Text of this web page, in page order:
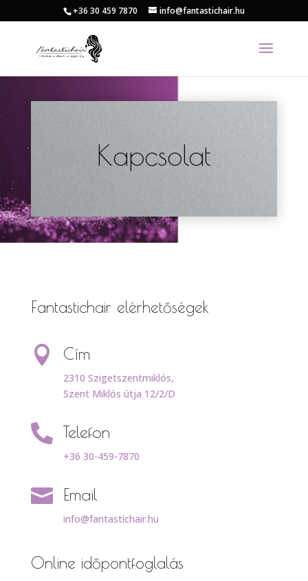
+36 30 459 7870 info@fantastichair.hu
Kapcsolat
Fantastichair elérhetőségek
 Cím
2310 Szigetszentmiklós,
Szent Miklós útja 12/2/D
 Telefon
+36 30-459-7870
 Email
info@fantastichair.hu
Online időpontfoglalás